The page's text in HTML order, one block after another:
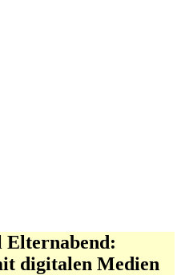
Blumau
Elternabend:
digitalen Medien